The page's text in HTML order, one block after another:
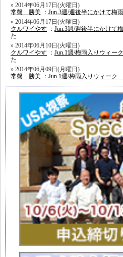
2014年06月17日(火曜日)
常盤 勝美 ： Jun.3週/週後半にかけて梅
2014年06月17日(火曜日)
クルワイやす ： Jun.3週/週後半にかけて
た
2014年06月10日(火曜日)
クルワイやす ： Jun.1週/梅雨入りウィー
た
2014年06月09日(月曜日)
常盤 勝美 ： Jun.1週/梅雨入りウィーク